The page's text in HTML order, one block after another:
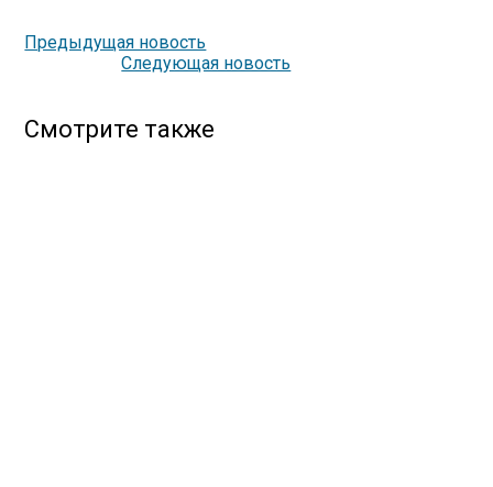
Предыдущая новость
Следующая новость
Смотрите также